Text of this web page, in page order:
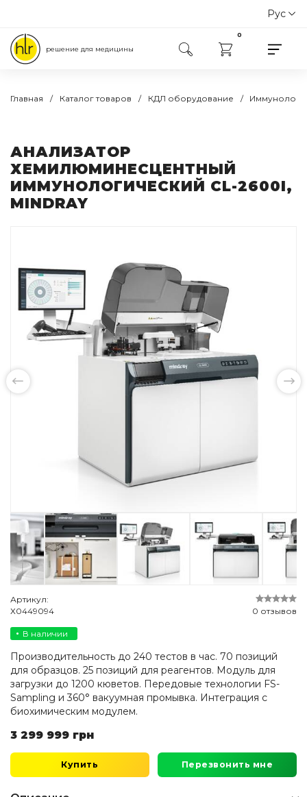
Рус
решение для медицины
0
Главная Каталог товаров КДЛ оборудование
АНАЛИЗАТОР
ХЕМИЛЮМИНЕСЦЕНТНЫЙ
ИММУНОЛОГИЧЕСКИЙ CL-2600I,
MINDRAY
Артикул:
Х0449094
0 отзывов
В наличии
Производительность до 240 тестов в час. 70 позиций
для образцов. 25 позиций для реагентов. Модуль для
загрузки до 1200 кюветов. Передовые технологии FS-
Sampling и 360° вакуумная промывка. Интеграция с
биохимическим модулем.
3 299 999 грн
Купить Перезвонить мне